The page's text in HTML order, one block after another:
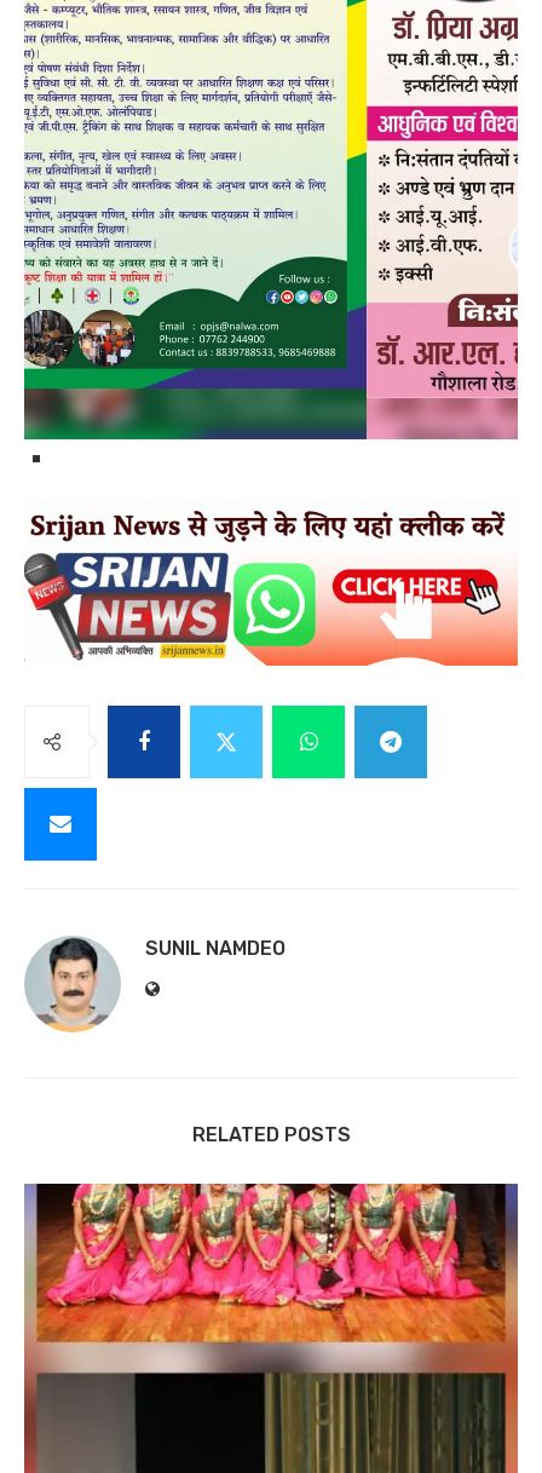
SUNIL NAMDEO
RELATED POSTS